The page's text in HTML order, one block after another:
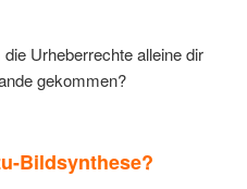
Urheberrechte alleine dir
gekommen?
Bildsynthese?